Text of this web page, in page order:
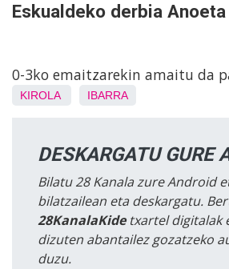
Eskualdeko derbia
0-3ko emaitzarekin amaitu da
KIROLA IBARRA
DESKARGATU GURE
Bilatu 28 Kanala zure Android
bilatzailean eta deskargatu.
28KanalaKidetxartel digitalak
dizuten abantailez gozatzeko
duzu.